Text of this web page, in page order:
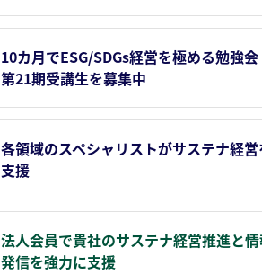
10カ月でESG/SDGs経営を極める勉強
第21期受講生を募集中
各領域のスペシャリストがサステナ経
支援
法人会員で貴社のサステナ経営推進と
発信を強力に支援